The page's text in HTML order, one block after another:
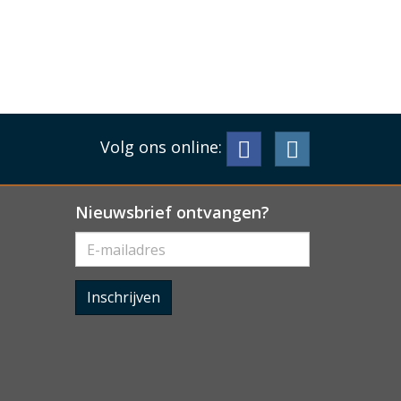
Volg ons online:
Nieuwsbrief ontvangen?
Inschrijven